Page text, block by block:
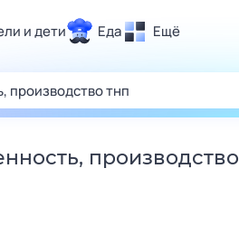
и дети Еда Ещё
и отдых
производство